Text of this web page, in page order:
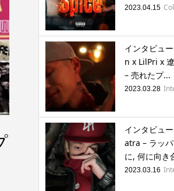
2023.04.15
インタビュ
n x LilPri x
– 売れたプ...
2023.03.28
インタビュ
atra – ラッ
に, 何に向き
2023.03.16